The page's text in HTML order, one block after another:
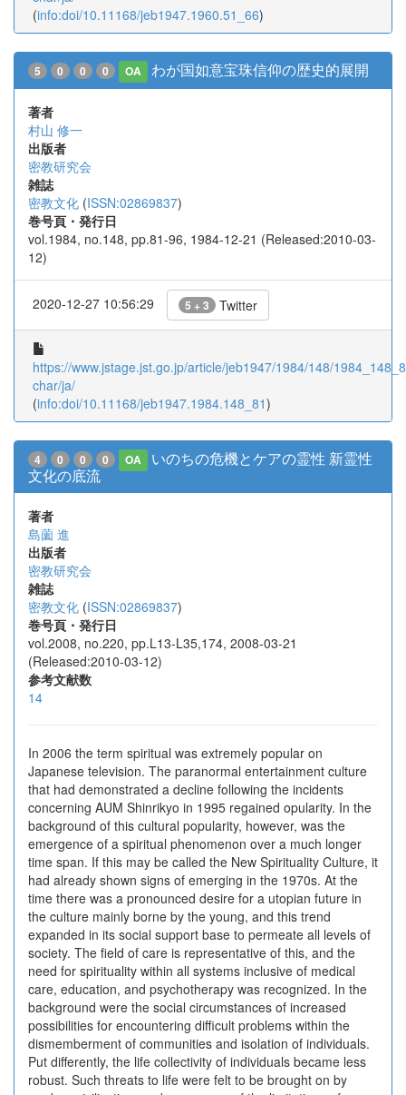
(info:doi/10.11168/jeb1947.1960.51_66)
5 0 0 0 OA わが国如意宝珠信仰の歴史的展開
著者
村山 修一
出版者
密教研究会
雑誌
密教文化 (ISSN:02869837)
巻号頁・発行日
vol.1984, no.148, pp.81-96, 1984-12-21 (Released:2010-03-
12)
2020-12-27 10:56:29 5 + 3 Twitter
https://www.jstage.jst.go.jp/article/jeb1947/1984/148/
char/ja/
(info:doi/10.11168/jeb1947.1984.148_81)
4 0 0 0 OA
いのちの危機とケアの霊性 新霊性
文化の底流
著者
島薗 進
出版者
密教研究会
雑誌
密教文化 (ISSN:02869837)
巻号頁・発行日
vol.2008, no.220, pp.L13-L35,174, 2008-03-21
(Released:2010-03-12)
参考文献数
14
In 2006 the term spiritual was extremely popular on
Japanese television. The paranormal entertainment culture
that had demonstrated a decline following the incidents
concerning AUM Shinrikyo in 1995 regained opularity. In the
background of this cultural popularity, however, was the
emergence of a spiritual phenomenon over a much longer
time span. If this may be called the New Spirituality Culture, it
had already shown signs of emerging in the 1970s. At the
time there was a pronounced desire for a utopian future in
the culture mainly borne by the young, and this trend
expanded in its social support base to permeate all levels of
society. The field of care is representative of this, and the
need for spirituality within all systems inclusive of medical
care, education, and psychotherapy was recognized. In the
background were the social circumstances of increased
possibilities for encountering difficult problems within the
dismemberment of communities and isolation of individuals.
Put differently, the life collectivity of individuals became less
robust. Such threats to life were felt to be brought on by